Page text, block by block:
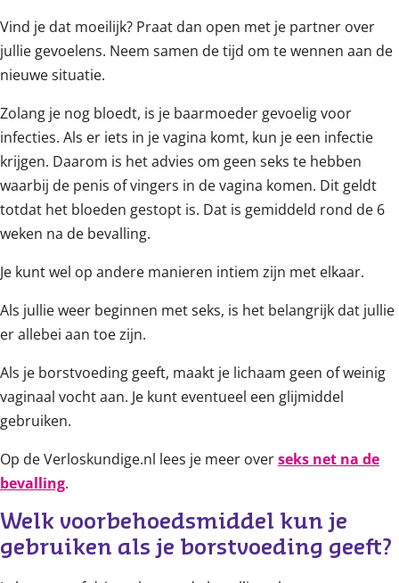
Vind je dat moeilijk? Praat dan open met je partner over
jullie gevoelens. Neem samen de tijd om te wennen aan de
nieuwe situatie.
Zolang je nog bloedt, is je baarmoeder gevoelig voor
infecties. Als er iets in je vagina komt, kun je een infectie
krijgen. Daarom is het advies om geen seks te hebben
waarbij de penis of vingers in de vagina komen. Dit geldt
totdat het bloeden gestopt is. Dat is gemiddeld rond de 6
weken na de bevalling.
Je kunt wel op andere manieren intiem zijn met elkaar.
Als jullie weer beginnen met seks, is het belangrijk dat jullie
er allebei aan toe zijn.
Als je borstvoeding geeft, maakt je lichaam geen of weinig
vaginaal vocht aan. Je kunt eventueel een glijmiddel
gebruiken.
Op de Verloskundige.nl lees je meer overseks net na de
bevalling.
Welk voorbehoedsmiddel kun je
gebruiken als je borstvoeding geeft?